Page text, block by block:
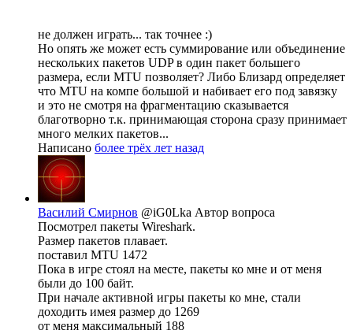
не должен играть... так точнее :)
Но опять же может есть суммирование или объединение
нескольких пакетов UDP в один пакет большего
размера, если MTU позволяет? Либо Близард определяет
что MTU на компе большой и набивает его под завязку
и это не смотря на фрагментацию сказывается
благотворно т.к. принимающая сторона сразу принимает
много мелких пакетов...
Написано более трёх лет назад
Василий Смирнов @iG0Lka Автор вопроса
Посмотрел пакеты Wireshark.
Размер пакетов плавает.
поставил MTU 1472
Пока в игре стоял на месте, пакеты ко мне и от меня
были до 100 байт.
При начале активной игры пакеты ко мне, стали
доходить имея размер до 1269
от меня максимальный 188